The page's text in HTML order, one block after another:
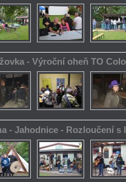
- Výroční oheň TO
- Jahodnice - Rozloučení s